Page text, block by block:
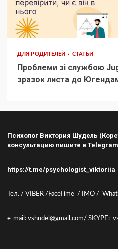
ДЛЯ РОДИТЕЛЕЙ СТАТЬИ
Проблеми зі службою
зразок листа до
Психолог Виктория Шудель
консультацию пишите в
https://t.me/psychologist_viktoriia
Тел. / VIBER /FaceTime / IMO /
e-mail: vshudel@gmall.com/ SKYPE: